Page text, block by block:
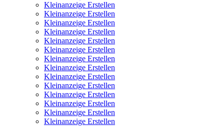
Kleinanzeige Erstellen
Kleinanzeige Erstellen
Kleinanzeige Erstellen
Kleinanzeige Erstellen
Kleinanzeige Erstellen
Kleinanzeige Erstellen
Kleinanzeige Erstellen
Kleinanzeige Erstellen
Kleinanzeige Erstellen
Kleinanzeige Erstellen
Kleinanzeige Erstellen
Kleinanzeige Erstellen
Kleinanzeige Erstellen
Kleinanzeige Erstellen